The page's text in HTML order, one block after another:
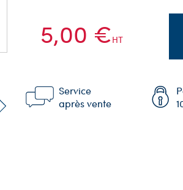
5,00 €HT
Service
après vente